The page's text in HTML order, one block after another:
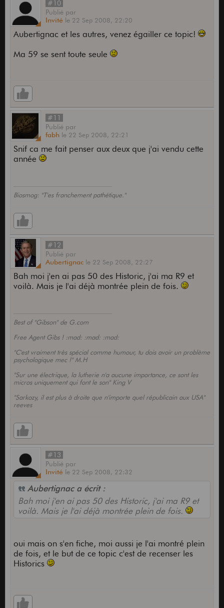
#10
Publié par
Invité le 22 Sep 2008, 22:20
Aubertignac et les autres, venez égailler ce topic!
Ma 59 se sent toute seule
#11
Publié par
fabh le 22 Sep 2008, 22:21
Snif ca me fait penser aux deux que j'ai vendu cette
année
Biosmog: "T'es franchement pathétique."
#12
Publié par
Aubertignac le 22 Sep 2008, 22:27
Bah moi j'en ai pas 50 des Historic, j'ai ma R9 et
voilà. Mais je l'ai déjà montrée plein de fois.
Best of "Gibson" de G.com
Free Agent Gibs ! :mad: :mad: :mad:
"C'est vraiment très spécial comme humour, tu dois avoir un problème
psychologique mec !" M.H
"Sur une électrique, la lutherie n'a aucune importance, ce sont les
micros uniquement qui font le son" King V
"Sarkozy, il est plus à droite que n'importe quel républicain aux USA"
reeves
#13
Publié par
Invité le 22 Sep 2008, 22:32
Aubertignac a écrit :
Bah moi j'en ai pas 50 des Historic, j'ai ma R9 et
voilà. Mais je l'ai déjà montrée plein de fois.
oui mais on s'en fiche, moi aussi je l'ai montré plein
de fois, et le but de ce topic c'est de recenser les
Historics